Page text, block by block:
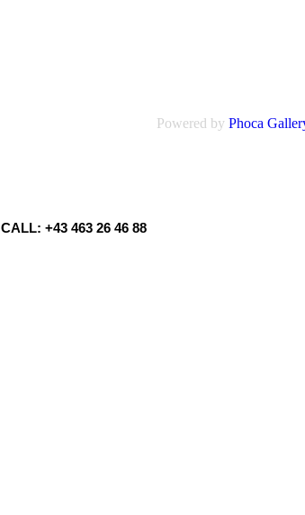
Powered by Phoca
CALL: +43 463 26 46 88